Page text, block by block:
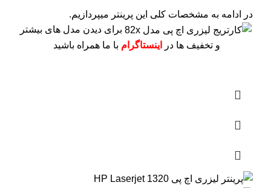
در ادامه به مشخصات کلی این پرینتر میپردازیم.
برای دیدن مدل های بیشتر
و تخفیف ها در
اینستاگرام با ما همراه باشید